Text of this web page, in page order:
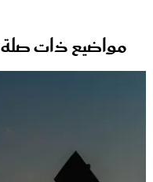
مواضيع ذات صلة